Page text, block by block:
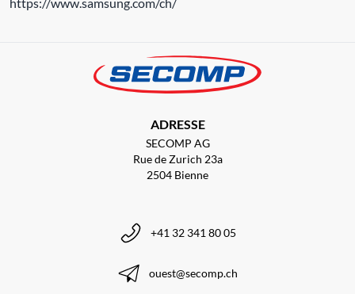
ADRESSE
SECOMP AG
Rue de Zurich 23a
2504 Bienne
+41 32 341 80 05
ouest@secomp.ch